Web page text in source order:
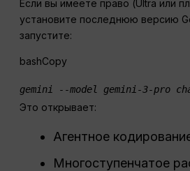
Если вы имеете право (Ultra или
установите последнюю версию
запустите:
bashCopy
gemini --model gemini-3-pro
Это открывает:
Агентное
Многоступенчатое